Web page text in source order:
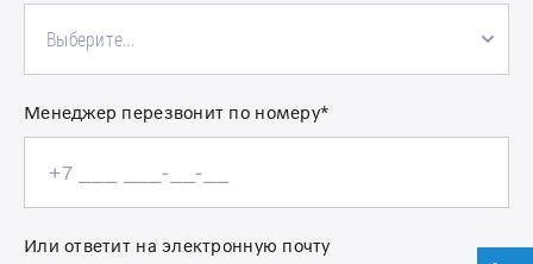
Выберите...
Менеджер перезвонит по номеру*
Или ответит на электронную почту